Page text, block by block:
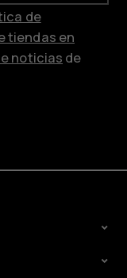
de
tiendas en
noticias de